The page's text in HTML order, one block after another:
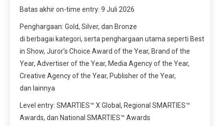
Batas akhir on-time entry: 9 Juli 2026
Penghargaan: Gold, Silver, dan Bronze
di berbagai kategori, serta penghargaan utama seperti Best
in Show, Juror’s Choice Award of the Year, Brand of the
Year, Advertiser of the Year, Media Agency of the Year,
Creative Agency of the Year, Publisher of the Year,
dan lainnya
Level entry: SMARTIES™ X Global, Regional SMARTIES™
Awards, dan National SMARTIES™ Awards